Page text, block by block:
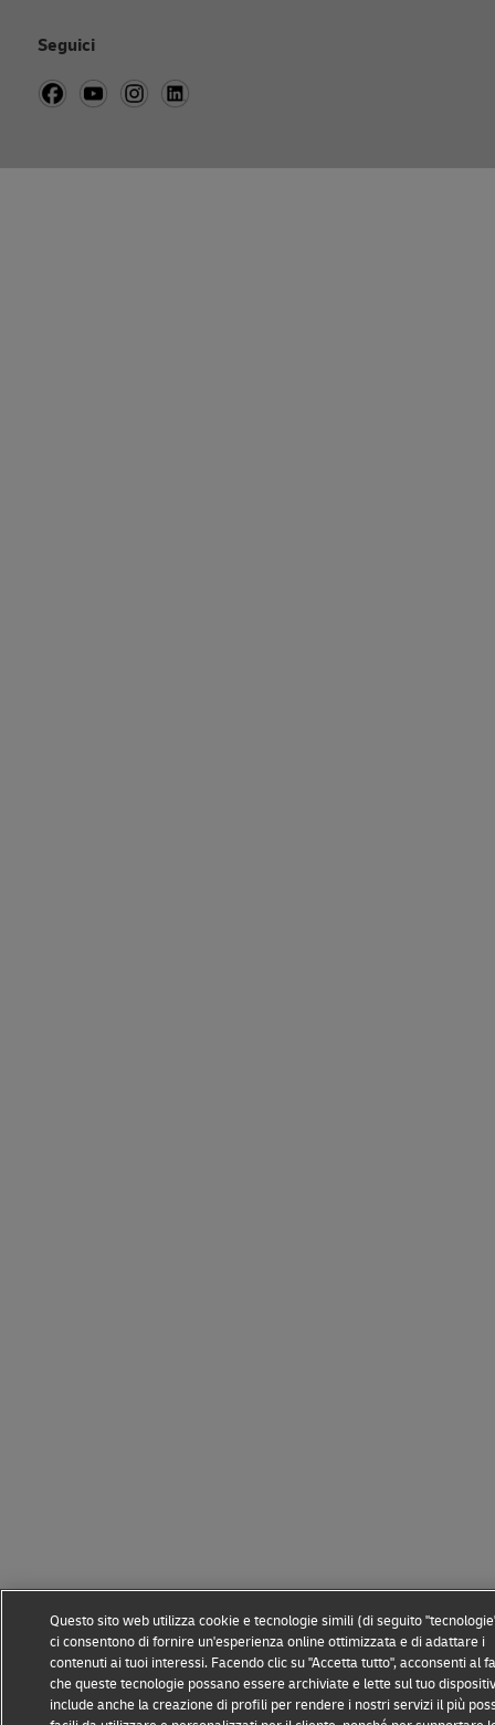
Seguici
Questo sito web utilizza cookie e tecnologie simili (di seguito
ci consentono di fornire un'esperienza online ottimizzata e di adattare i
contenuti ai tuoi interessi. Facendo clic su "Accetta tutto", acconsenti al
che queste tecnologie possano essere archiviate e lette sul tuo
include anche la creazione di profili per rendere i nostri servizi il più